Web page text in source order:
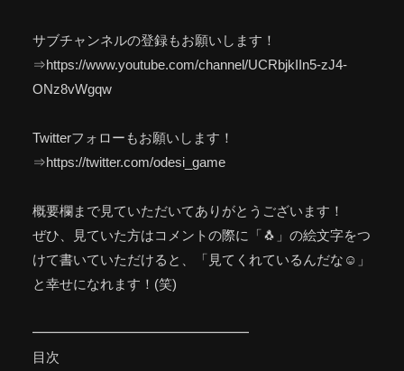
サブチャンネルの登録もお願いします！
⇒https://www.youtube.com/channel/UCRbjkIIn5-zJ4-
ONz8vWgqw
Twitterフォローもお願いします！
⇒https://twitter.com/odesi_game
概要欄まで見ていただいてありがとうございます！
ぜひ、見ていた方はコメントの際に「🐧」の絵文字をつ
けて書いていただけると、「見てくれているんだな☺️」
と幸せになれます！(笑)
━━━━━━━━━━━━━━━━
目次